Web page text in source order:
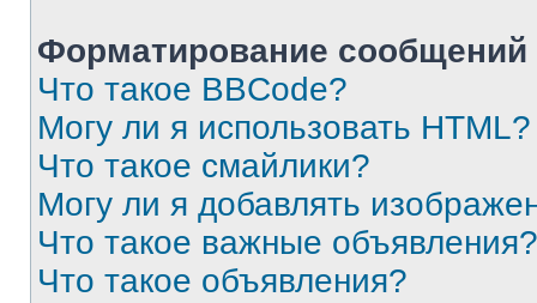
Форматирование
Что такое BBCode?
Могу ли я использовать HTML?
Что такое смайлики?
Могу ли я добавлять
Что такое важные объявления?
Что такое объявления?